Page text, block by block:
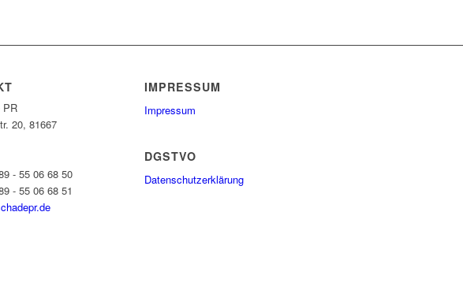
PR
20, 81667
- 55 06 68 50
- 55 06 68 51
IMPRESSUM
Impressum
DGSTVO
Datenschutzerklärung